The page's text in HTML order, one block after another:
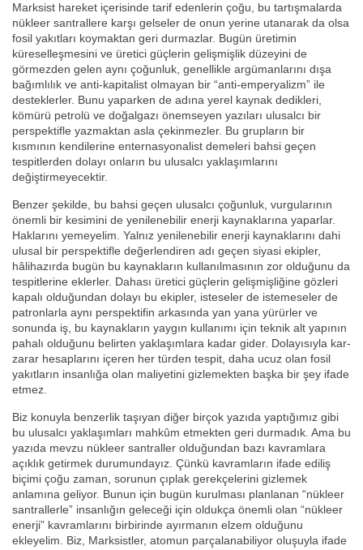
Marksist hareket içerisinde tarif edenlerin çoğu, bu tartışmalarda
nükleer santrallere karşı gelseler de onun yerine utanarak da olsa
fosil yakıtları koymaktan geri durmazlar. Bugün üretimin
küreselleşmesini ve üretici güçlerin gelişmişlik düzeyini de
görmezden gelen aynı çoğunluk, genellikle argümanlarını dışa
bağımlılık ve anti-kapitalist olmayan bir “anti-emperyalizm” ile
desteklerler. Bunu yaparken de adına yerel kaynak dedikleri,
kömürü petrolü ve doğalgazı önemseyen yazıları ulusalcı bir
perspektifle yazmaktan asla çekinmezler. Bu grupların bir
kısmının kendilerine enternasyonalist demeleri bahsi geçen
tespitlerden dolayı onların bu ulusalcı yaklaşımlarını
değiştirmeyecektir.
Benzer şekilde, bu bahsi geçen ulusalcı çoğunluk, vurgularının
önemli bir kesimini de yenilenebilir enerji kaynaklarına yaparlar.
Haklarını yemeyelim. Yalnız yenilenebilir enerji kaynaklarını dahi
ulusal bir perspektifle değerlendiren adı geçen siyasi ekipler,
hâlihazırda bugün bu kaynakların kullanılmasının zor olduğunu da
tespitlerine eklerler. Dahası üretici güçlerin gelişmişliğine gözleri
kapalı olduğundan dolayı bu ekipler, isteseler de istemeseler de
patronlarla aynı perspektifin arkasında yan yana yürürler ve
sonunda iş, bu kaynakların yaygın kullanımı için teknik alt yapının
pahalı olduğunu belirten yaklaşımlara kadar gider. Dolayısıyla kar-
zarar hesaplarını içeren her türden tespit, daha ucuz olan fosil
yakıtların insanlığa olan maliyetini gizlemekten başka bir şey ifade
etmez.
Biz konuyla benzerlik taşıyan diğer birçok yazıda yaptığımız gibi
bu ulusalcı yaklaşımları mahkûm etmekten geri durmadık. Ama bu
yazıda mevzu nükleer santraller olduğundan bazı kavramlara
açıklık getirmek durumundayız. Çünkü kavramların ifade ediliş
biçimi çoğu zaman, sorunun çıplak gerekçelerini gizlemek
anlamına geliyor. Bunun için bugün kurulması planlanan “nükleer
santrallerle” insanlığın geleceği için oldukça önemli olan “nükleer
enerji” kavramlarını birbirinde ayırmanın elzem olduğunu
ekleyelim. Biz, Marksistler, atomun parçalanabiliyor oluşuyla ifade